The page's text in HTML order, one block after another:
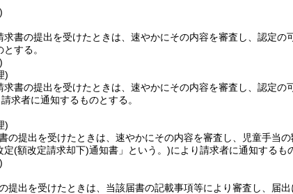
書の提出を受けたときは、速やかにその内容を審査し、認定の
する。
)
書の提出を受けたときは、速やかにその内容を審査し、認定の
求者に通知するものとする。
)
の提出を受けたときは、速やかにその内容を審査し、児童手当
定(額改定請求却下)通知書」という。)により請求者に通知するも
提出を受けたときは、当該届書の記載事項等により審査し、届